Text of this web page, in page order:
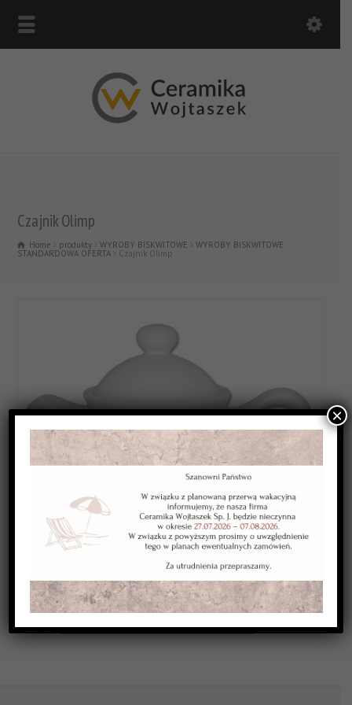
Czajnik Olimp
Home produkty WYROBY BISKWITOWE WYROBY BISKWITOWE
STANDARDOWA OFERTA Czajnik Olimp
Category: WYROBY BISKWITOWE STANDARDOWA OFERTA
×